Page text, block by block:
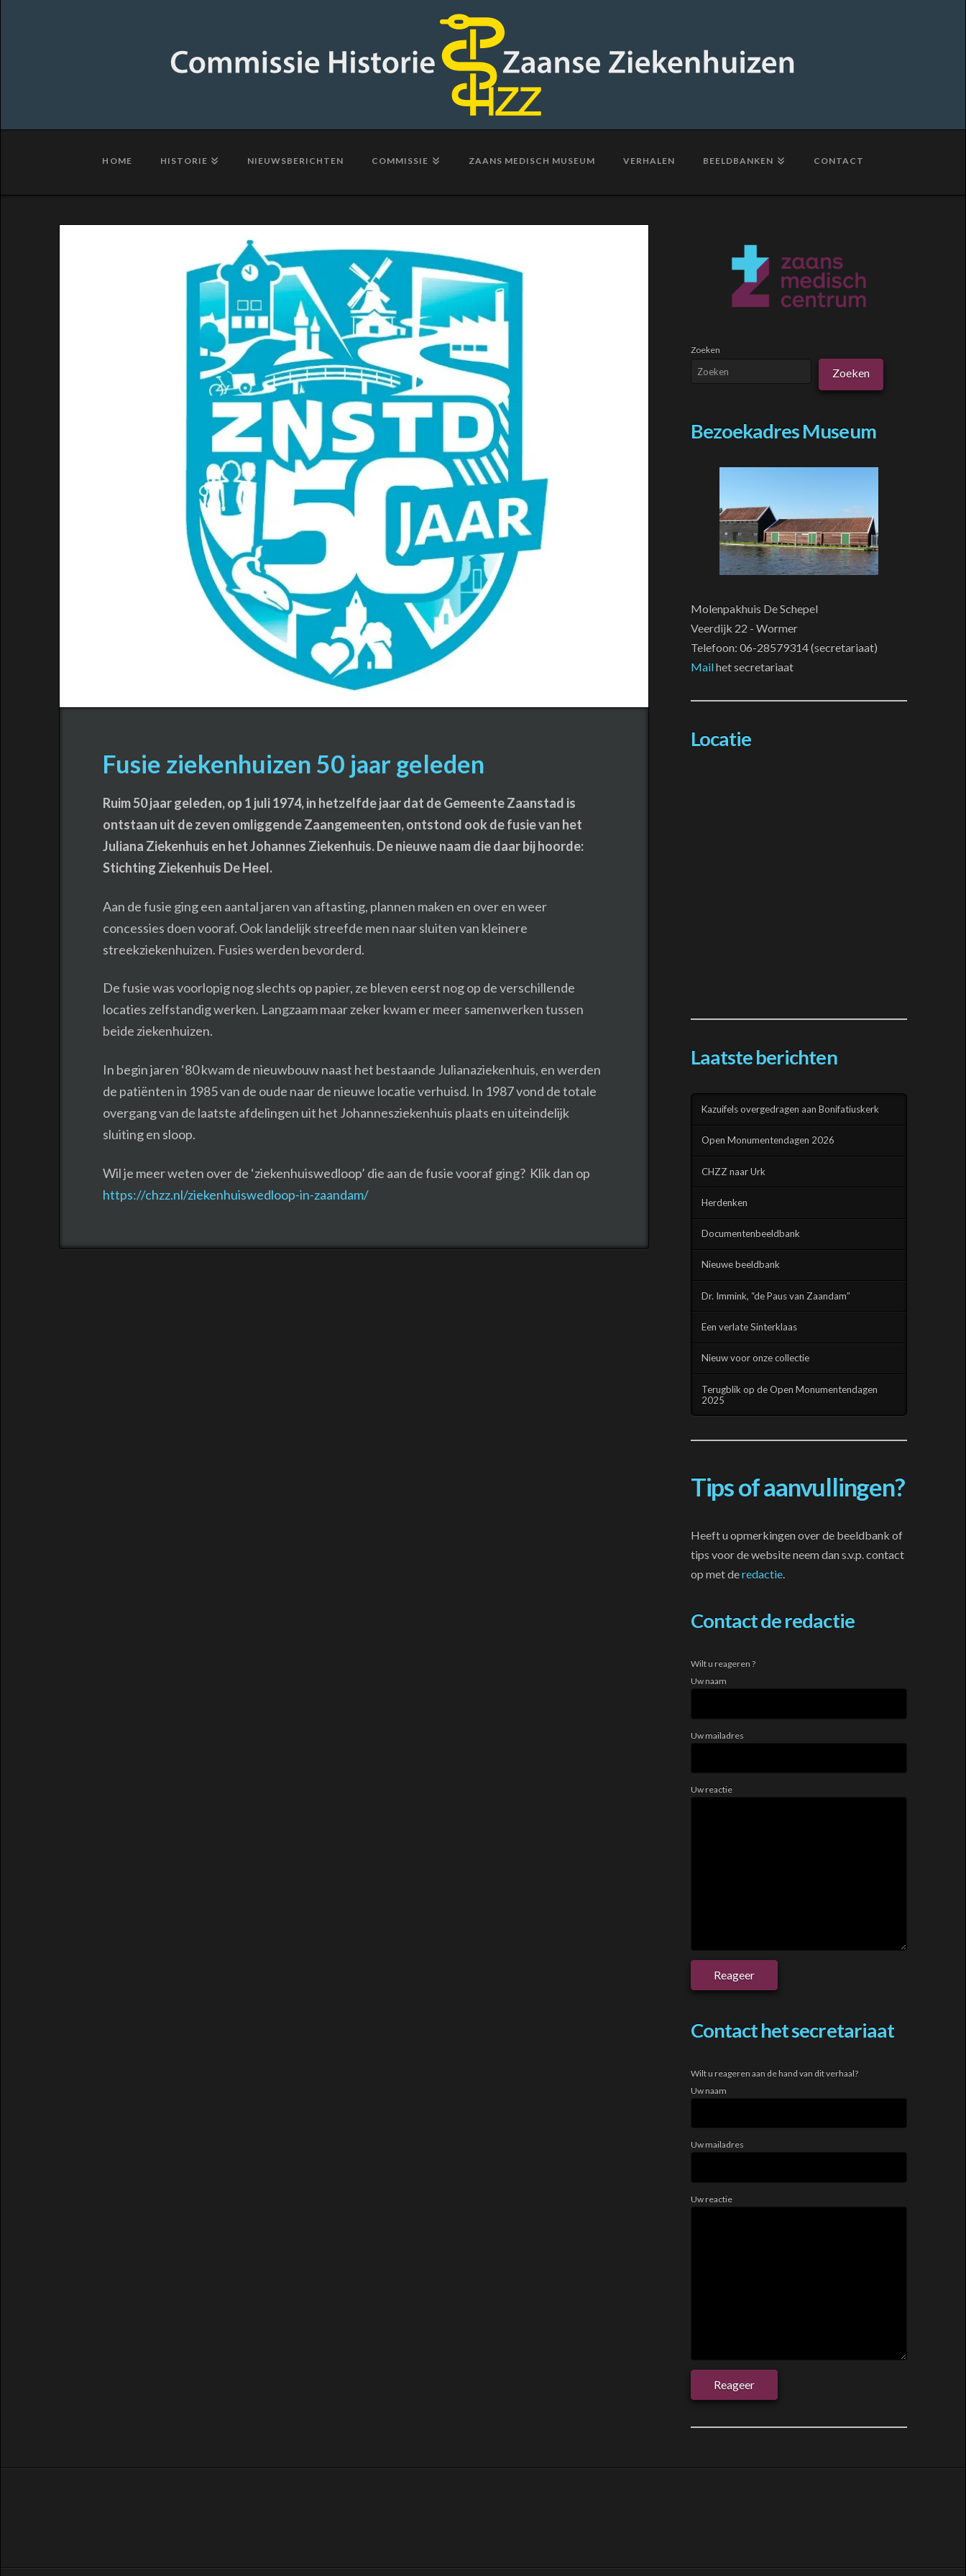
Historie
Ziekenhuizen
HOME HISTORIE NIEUWSBERICHTEN COMMISSIE ZAANS MEDISCH MUSEUM VERHALEN BEELDBANKEN CONTACT
Fusie ziekenhuizen 50 jaar geleden
Ruim 50 jaar geleden, op 1 juli 1974, in hetzelfde jaar dat de Gemeente Zaanstad is
ontstaan uit de zeven omliggende Zaangemeenten, ontstond ook de fusie van het
Juliana Ziekenhuis en het Johannes Ziekenhuis. De nieuwe naam die daar bij hoorde:
Stichting Ziekenhuis De Heel.
Aan de fusie ging een aantal jaren van aftasting, plannen maken en over en weer
concessies doen vooraf. Ook landelijk streefde men naar sluiten van kleinere
streekziekenhuizen. Fusies werden bevorderd.
De fusie was voorlopig nog slechts op papier, ze bleven eerst nog op de verschillende
locaties zelfstandig werken. Langzaam maar zeker kwam er meer samenwerken tussen
beide ziekenhuizen.
In begin jaren ‘80 kwam de nieuwbouw naast het bestaande Julianaziekenhuis, en werden
de patiënten in 1985 van de oude naar de nieuwe locatie verhuisd. In 1987 vond de totale
overgang van de laatste afdelingen uit het Johannesziekenhuis plaats en uiteindelijk
sluiting en sloop.
Wil je meer weten over de ‘ziekenhuiswedloop’ die aan de fusie vooraf ging? Klik dan op
https://chzz.nl/ziekenhuiswedloop-in-zaandam/
Zoeken
Zoeken
Bezoekadres Museum
Molenpakhuis De Schepel
Veerdijk 22 - Wormer
Telefoon: 06-28579314 (secretariaat)
Mailhet secretariaat
Locatie
Laatste berichten
Kazuifels overgedragen aan Bonifatiuskerk
Open Monumentendagen 2026
CHZZ naar Urk
Herdenken
Documentenbeeldbank
Nieuwe beeldbank
Dr. Immink, “de Paus van Zaandam”
Een verlate Sinterklaas
Nieuw voor onze collectie
Terugblik op de Open Monumentendagen
2025
Tips of aanvullingen?
Heeft u opmerkingen over de beeldbank of
tips voor de website neem dan s.v.p. contact
op met deredactie.
Contact de redactie
Wilt u reageren ?
Uw naam
Uw mailadres
Uw reactie
Contact het secretariaat
Wilt u reageren aan de hand van dit verhaal?
Uw naam
Uw mailadres
Uw reactie